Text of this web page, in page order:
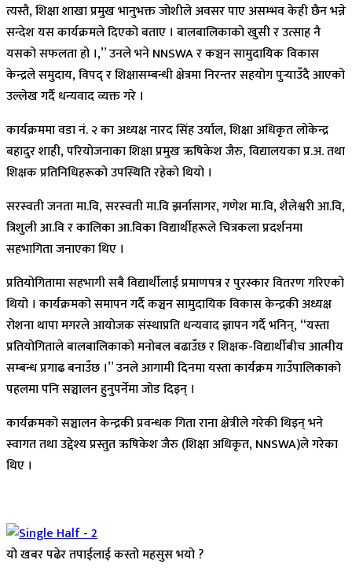
त्यस्तै, शिक्षा शाखा प्रमुख भानुभक्त जोशीले अवसर पाए असम्भव केही छैन भन्ने
सन्देश यस कार्यक्रमले दिएको बताए । बालबालिकाको खुसी र उत्साह नै
यसको सफलता हो ।,” उनले भने NNSWA र कञ्चन सामुदायिक विकास
केन्द्रले समुदाय, विपद् र शिक्षासम्बन्धी क्षेत्रमा निरन्तर सहयोग पुर्‍याउँदै आएको
उल्लेख गर्दै धन्यवाद व्यक्त गरे ।
कार्यक्रममा वडा नं. २ का अध्यक्ष नारद सिंह उर्याल, शिक्षा अधिकृत लोकेन्द्र
बहादुर शाही, परियोजनाका शिक्षा प्रमुख ऋषिकेश जैरु, विद्यालयका प्र.अ. तथा
शिक्षक प्रतिनिधिहरूको उपस्थिति रहेको थियो ।
सरस्वती जनता मा.वि, सरस्वती मा.वि झर्नासागर, गणेश मा.वि, शैलेश्वरी आ.वि,
त्रिशुली आ.वि र कालिका आ.विका विद्यार्थीहरूले चित्रकला प्रदर्शनमा
सहभागिता जनाएका थिए ।
प्रतियोगितामा सहभागी सबै विद्यार्थीलाई प्रमाणपत्र र पुरस्कार वितरण गरिएको
थियो । कार्यक्रमको समापन गर्दै कञ्चन सामुदायिक विकास केन्द्रकी अध्यक्ष
रोशना थापा मगरले आयोजक संस्थाप्रति धन्यवाद ज्ञापन गर्दै भनिन्, “यस्ता
प्रतियोगिताले बालबालिकाको मनोबल बढाउँछ र शिक्षक-विद्यार्थीबीच आत्मीय
सम्बन्ध प्रगाढ बनाउँछ ।” उनले आगामी दिनमा यस्ता कार्यक्रम गाउँपालिकाको
पहलमा पनि सञ्चालन हुनुपर्नेमा जोड दिइन् ।
कार्यक्रमको सञ्चालन केन्द्रकी प्रवन्धक गिता राना क्षेत्रीले गरेकी थिइन् भने
स्वागत तथा उद्देश्य प्रस्तुत ऋषिकेश जैरु (शिक्षा अधिकृत, NNSWA)ले गरेका
थिए ।
यो खबर पढेर तपाईलाई कस्तो महसुस भयो ?